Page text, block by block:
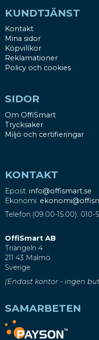
KUNDTJÄNST
Kontakt
Mina sidor
Köpvillkor
Reklamationer
Policy och cookies
SIDOR
Om OffiSmart
Trycksaker
Miljö och certifieringar
KONTAKT
Epost: info@offismart.se
Ekonomi:
Telefon (09.00-15.00): 010-
OffiSmart AB
Triangeln 4
211 43 Malmö
Sverige
(Endast kontor - ingen
SAMARBETEN